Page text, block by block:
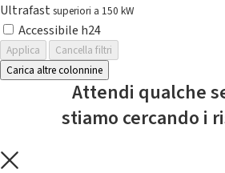
Ultrafast superiori a 150 kW
Accessibile h24
Applica
Cancella filtri
Carica altre colonnine
Attendi qualche
stiamo cercando i